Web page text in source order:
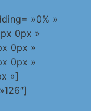
»0% »
0px »
0px »
0px »
»]